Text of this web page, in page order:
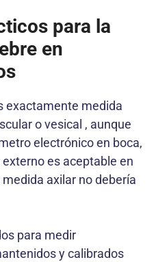
para la
en
exactamente medida
o vesical , aunque
electrónico en boca,
es aceptable en
axilar no debería
para medir
y calibrados